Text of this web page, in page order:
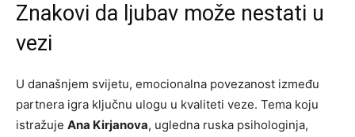
Znakovi da ljubav može nestati u
vezi
U današnjem svijetu, emocionalna povezanost između
partnera igra ključnu ulogu u kvaliteti veze. Tema koju
istražuje Ana Kirjanova, ugledna ruska psihologinja,